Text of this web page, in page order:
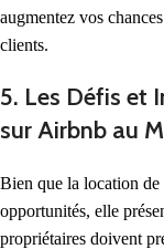
augmentez vos
clients.
5. Les Défis et
sur Airbnb au
Bien que la location de
opportunités, elle
propriétaires doivent